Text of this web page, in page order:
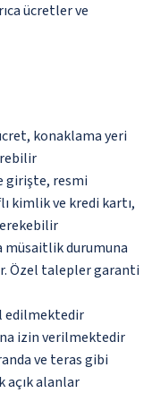
ücretler ve
konaklama yeri
girişte, resmi
kimlik ve kredi kartı,
müsaitlik durumuna
Özel talepler garanti
edilmektedir
izin verilmektedir
ve teras gibi
açık alanlar